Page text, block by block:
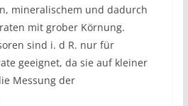
mineralischem und dadurch
mit grober Körnung.
sind i. d R. nur für
geeignet, da sie auf kleiner
Messung der